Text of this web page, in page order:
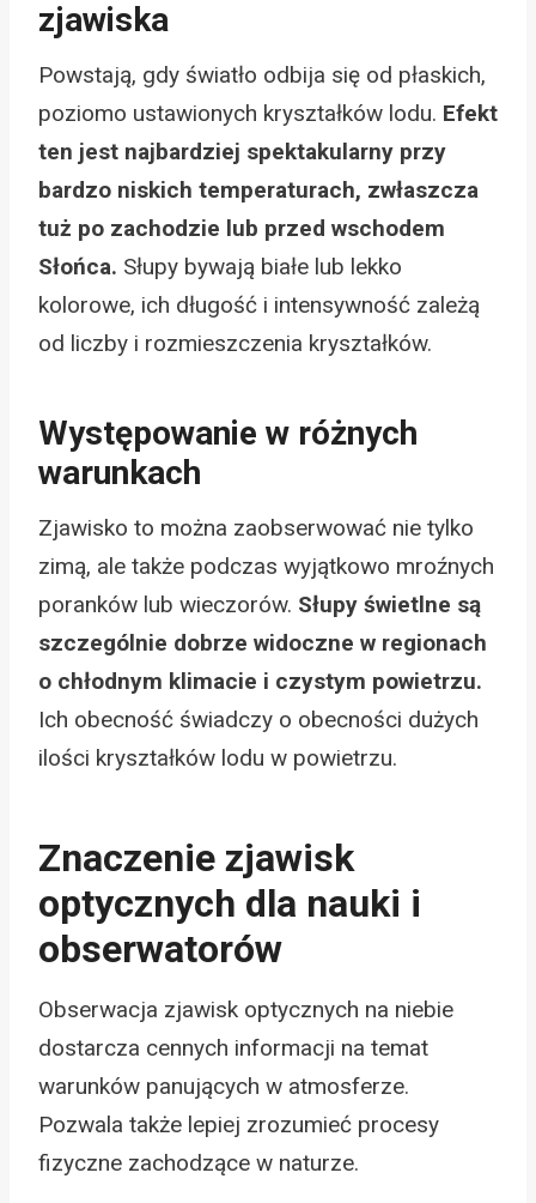
zjawiska
Powstają, gdy światło odbija się od płaskich,
poziomo ustawionych kryształków lodu. Efekt
ten jest najbardziej spektakularny przy
bardzo niskich temperaturach, zwłaszcza
tuż po zachodzie lub przed wschodem
Słońca. Słupy bywają białe lub lekko
kolorowe, ich długość i intensywność zależą
od liczby i rozmieszczenia kryształków.
Występowanie w różnych
warunkach
Zjawisko to można zaobserwować nie tylko
zimą, ale także podczas wyjątkowo mroźnych
poranków lub wieczorów. Słupy świetlne są
szczególnie dobrze widoczne w regionach
o chłodnym klimacie i czystym powietrzu.
Ich obecność świadczy o obecności dużych
ilości kryształków lodu w powietrzu.
Znaczenie zjawisk
optycznych dla nauki i
obserwatorów
Obserwacja zjawisk optycznych na niebie
dostarcza cennych informacji na temat
warunków panujących w atmosferze.
Pozwala także lepiej zrozumieć procesy
fizyczne zachodzące w naturze.